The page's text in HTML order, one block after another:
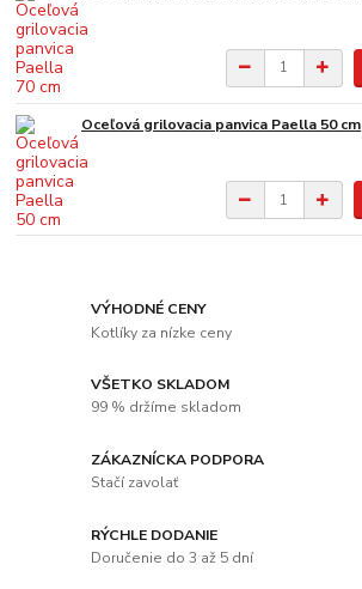
Oceľová grilovacia panvica Paella 50 cm
VÝHODNÉ CENY
Kotlíky za nízke ceny
VŠETKO SKLADOM
99 % držíme skladom
ZÁKAZNÍCKA PODPORA
Stačí zavolať
RÝCHLE DODANIE
Doručenie do 3 až 5 dní